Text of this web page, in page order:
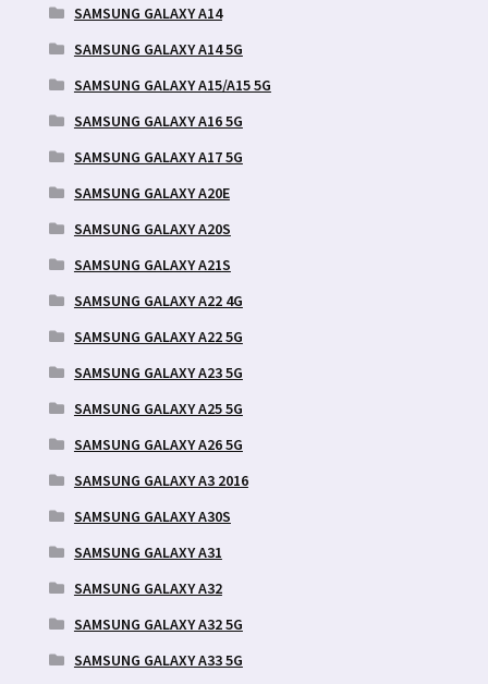
SAMSUNG GALAXY A14
SAMSUNG GALAXY A14 5G
SAMSUNG GALAXY A15/A15 5G
SAMSUNG GALAXY A16 5G
SAMSUNG GALAXY A17 5G
SAMSUNG GALAXY A20E
SAMSUNG GALAXY A20S
SAMSUNG GALAXY A21S
SAMSUNG GALAXY A22 4G
SAMSUNG GALAXY A22 5G
SAMSUNG GALAXY A23 5G
SAMSUNG GALAXY A25 5G
SAMSUNG GALAXY A26 5G
SAMSUNG GALAXY A3 2016
SAMSUNG GALAXY A30S
SAMSUNG GALAXY A31
SAMSUNG GALAXY A32
SAMSUNG GALAXY A32 5G
SAMSUNG GALAXY A33 5G